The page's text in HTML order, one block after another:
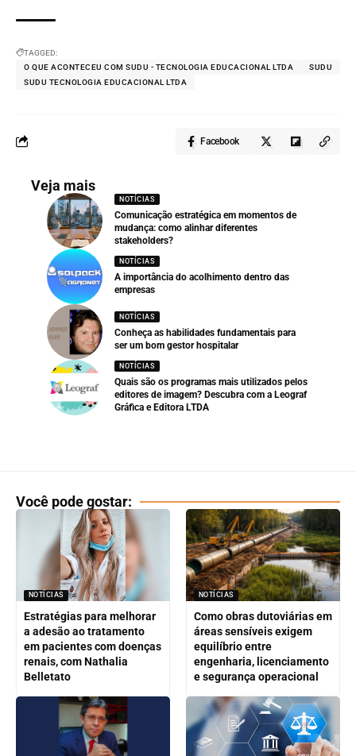
TAGGED:
O QUE ACONTECEU COM SUDU - TECNOLOGIA EDUCACIONAL LTDA
SUDU
SUDU TECNOLOGIA EDUCACIONAL LTDA
Facebook
Veja mais
NOTÍCIAS
Comunicação estratégica em momentos de
mudança: como alinhar diferentes
stakeholders?
NOTÍCIAS
A importância do acolhimento dentro das
empresas
NOTÍCIAS
Conheça as habilidades fundamentais para
ser um bom gestor hospitalar
NOTÍCIAS
Quais são os programas mais utilizados pelos
editores de imagem? Descubra com a Leograf
Gráfica e Editora LTDA
Você pode gostar:
NOTÍCIAS
Estratégias para melhorar
a adesão ao tratamento
em pacientes com doenças
renais, com Nathalia
Belletato
NOTÍCIAS
Como obras dutoviárias em
áreas sensíveis exigem
equilíbrio entre
engenharia, licenciamento
e segurança operacional